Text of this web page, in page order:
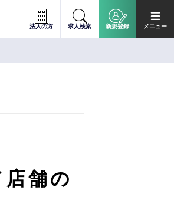
法人の方 求人検索 新規登録 メニュー
舗の